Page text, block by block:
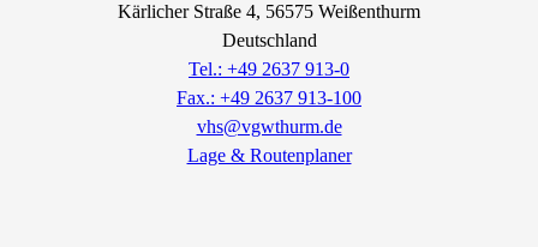
Kärlicher Straße 4, 56575 Weißenthurm
Deutschland
Tel.: +49 2637 913-0
Fax.: +49 2637 913-100
vhs@vgwthurm.de
Lage & Routenplaner